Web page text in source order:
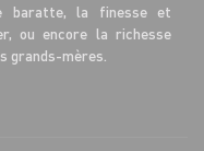
baratte, la finesse et
ou encore la richesse
grands-mères.